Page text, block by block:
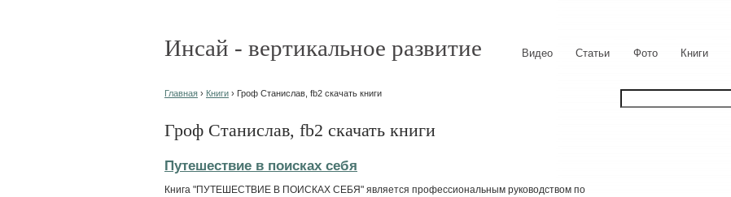
Инсай - вертикальное развитие Видео Статьи Фото Книги
Главная › Книги › Гроф Станислав, fb2 скачать книги
Гроф Станислав, fb2 скачать книги
Путешествие в поисках себя
Книга "ПУТЕШЕСТВИЕ В ПОИСКАХ СЕБЯ" является профессиональным руководством по